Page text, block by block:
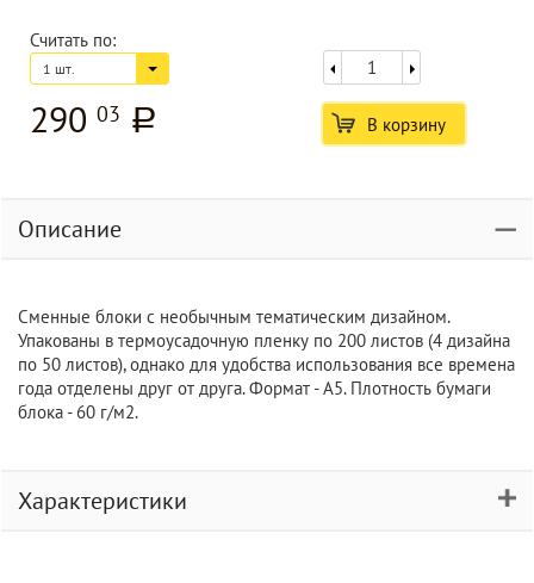
Считать по:
1 шт.
290 03 a В корзину
Описание
Сменные блоки с необычным тематическим дизайном.
Упакованы в термоусадочную пленку по 200 листов (4 дизайна
по 50 листов), однако для удобства использования все времена
года отделены друг от друга. Формат - А5. Плотность бумаги
блока - 60 г/м2.
Характеристики